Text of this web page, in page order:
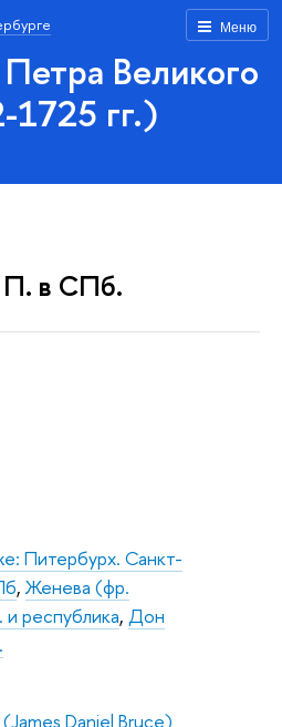
Меню
Великого
1725 гг.)
П. в СПб.
Питербурх. Санкт-
,Женева (фр.
республика, Дон
Daniel Bruce)